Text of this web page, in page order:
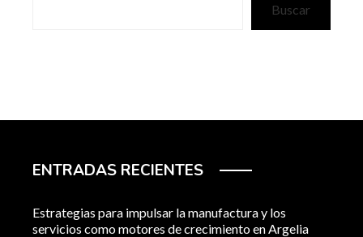
Buscar
ENTRADAS RECIENTES
Estrategias para impulsar la manufactura y los
servicios como motores de crecimiento en Argelia